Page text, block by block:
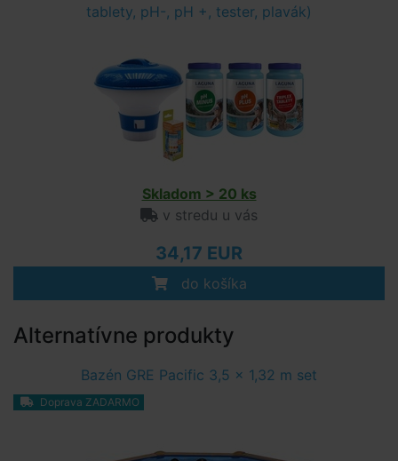
tablety, pH-, pH +, tester, plavák)
Skladom > 20 ks
v stredu u vás
34,17 EUR
do košíka
Alternatívne produkty
Bazén GRE Pacific 3,5 x 1,32 m set
Doprava ZADARMO